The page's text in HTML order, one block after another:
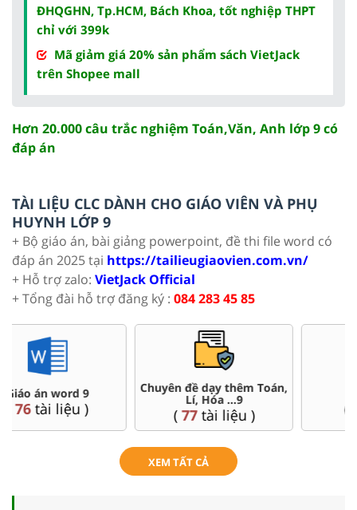
ĐHQGHN, Tp.HCM, Bách Khoa, tốt nghiệp THPT
chỉ với 399k
Mã giảm giá 20% sản phẩm sách VietJack
trên Shopee mall
Hơn 20.000 câu trắc nghiệm Toán,Văn, Anh lớp 9 có
đáp án
TÀI LIỆU CLC DÀNH CHO GIÁO VIÊN VÀ PHỤ
HUYNH LỚP 9
+ Bộ giáo án, bài giảng powerpoint, đề thi file word có
đáp án 2025 tại https://tailieugiaovien.com.vn/
+ Hỗ trợ zalo: VietJack Official
+ Tổng đài hỗ trợ đăng ký : 084 283 45 85
Chuyên đề dạy thêm Toán,
Lí, Hóa ...9
(77tài liệu )
Đề thi HSG 9
(9tài liệu )
XEM TẤT CẢ